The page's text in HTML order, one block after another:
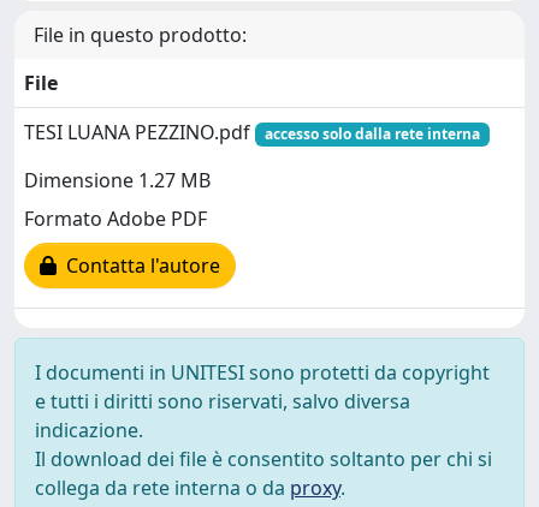
File in questo prodotto:
File
TESI LUANA PEZZINO.pdf
accesso solo dalla rete interna
Dimensione 1.27 MB
Formato Adobe PDF
Contatta l'autore
I documenti in UNITESI sono protetti da copyright
e tutti i diritti sono riservati, salvo diversa
indicazione.
Il download dei file è consentito soltanto per chi si
collega da rete interna o da proxy.